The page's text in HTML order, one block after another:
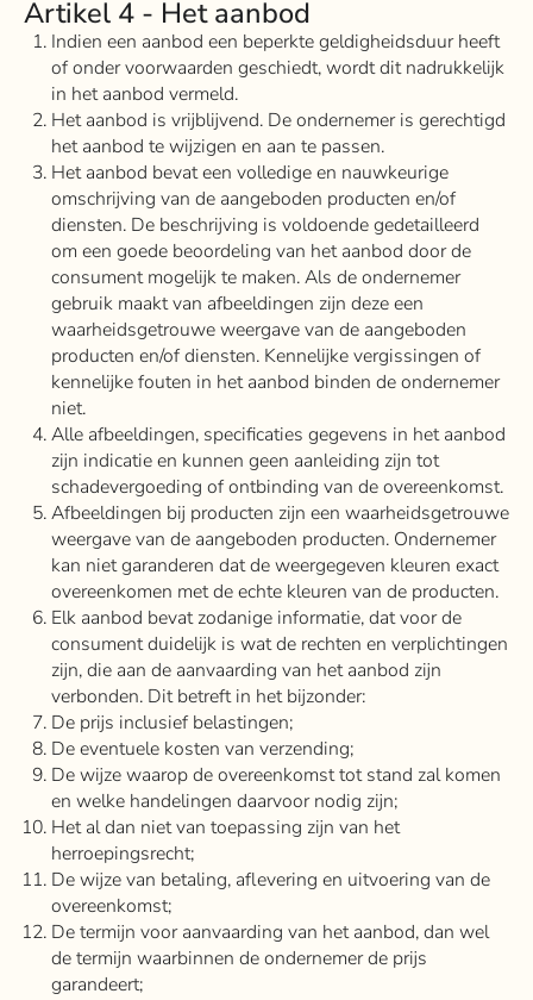
Artikel 4 - Het aanbod
Indien een aanbod een beperkte geldigheidsduur heeft
of onder voorwaarden geschiedt, wordt dit nadrukkelijk
in het aanbod vermeld.
Het aanbod is vrijblijvend. De ondernemer is gerechtigd
het aanbod te wijzigen en aan te passen.
Het aanbod bevat een volledige en nauwkeurige
omschrijving van de aangeboden producten en/of
diensten. De beschrijving is voldoende gedetailleerd
om een goede beoordeling van het aanbod door de
consument mogelijk te maken. Als de ondernemer
gebruik maakt van afbeeldingen zijn deze een
waarheidsgetrouwe weergave van de aangeboden
producten en/of diensten. Kennelijke vergissingen of
kennelijke fouten in het aanbod binden de ondernemer
niet.
Alle afbeeldingen, specificaties gegevens in het aanbod
zijn indicatie en kunnen geen aanleiding zijn tot
schadevergoeding of ontbinding van de overeenkomst.
Afbeeldingen bij producten zijn een waarheidsgetrouwe
weergave van de aangeboden producten. Ondernemer
kan niet garanderen dat de weergegeven kleuren exact
overeenkomen met de echte kleuren van de producten.
Elk aanbod bevat zodanige informatie, dat voor de
consument duidelijk is wat de rechten en verplichtingen
zijn, die aan de aanvaarding van het aanbod zijn
verbonden. Dit betreft in het bijzonder:
De prijs inclusief belastingen;
De eventuele kosten van verzending;
De wijze waarop de overeenkomst tot stand zal komen
en welke handelingen daarvoor nodig zijn;
Het al dan niet van toepassing zijn van het
herroepingsrecht;
De wijze van betaling, aflevering en uitvoering van de
overeenkomst;
De termijn voor aanvaarding van het aanbod, dan wel
de termijn waarbinnen de ondernemer de prijs
garandeert;